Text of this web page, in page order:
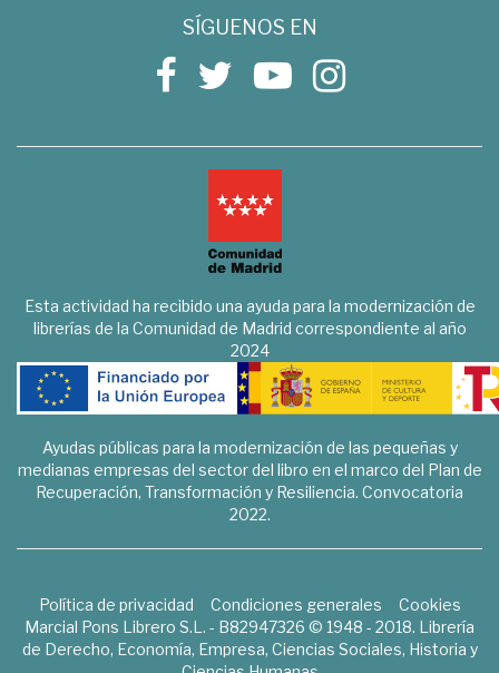
SÍGUENOS EN
Esta actividad ha recibido una ayuda para la modernización de
librerías de la Comunidad de Madrid correspondiente al año
2024
Ayudas públicas para la modernización de las pequeñas y
medianas empresas del sector del libro en el marco del Plan de
Recuperación, Transformación y Resiliencia. Convocatoria
2022.
Política de privacidad Condiciones generales
Cookies
Marcial Pons Librero S.L. - B82947326 © 1948 - 2018. Librería
de Derecho, Economía, Empresa, Ciencias Sociales, Historia y